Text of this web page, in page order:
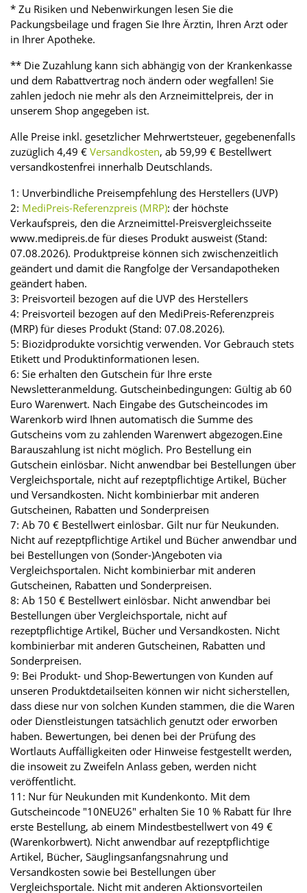
* Zu Risiken und Nebenwirkungen lesen Sie die
Packungsbeilage und fragen Sie Ihre Ärztin, Ihren Arzt oder
in Ihrer Apotheke.
** Die Zuzahlung kann sich abhängig von der Krankenkasse
und dem Rabattvertrag noch ändern oder wegfallen! Sie
zahlen jedoch nie mehr als den Arzneimittelpreis, der in
unserem Shop angegeben ist.
Alle Preise inkl. gesetzlicher Mehrwertsteuer, gegebenenfalls
zuzüglich 4,49 € Versandkosten, ab 59,99 € Bestellwert
versandkostenfrei innerhalb Deutschlands.
1: Unverbindliche Preisempfehlung des Herstellers (UVP)
2: MediPreis-Referenzpreis (MRP): der höchste
Verkaufspreis, den die Arzneimittel-Preisvergleichsseite
www.medipreis.de für dieses Produkt ausweist (Stand:
07.08.2026). Produktpreise können sich zwischenzeitlich
geändert und damit die Rangfolge der Versandapotheken
geändert haben.
3: Preisvorteil bezogen auf die UVP des Herstellers
4: Preisvorteil bezogen auf den MediPreis-Referenzpreis
(MRP) für dieses Produkt (Stand: 07.08.2026).
5: Biozidprodukte vorsichtig verwenden. Vor Gebrauch stets
Etikett und Produktinformationen lesen.
6: Sie erhalten den Gutschein für Ihre erste
Newsletteranmeldung. Gutscheinbedingungen: Gültig ab 60
Euro Warenwert. Nach Eingabe des Gutscheincodes im
Warenkorb wird Ihnen automatisch die Summe des
Gutscheins vom zu zahlenden Warenwert abgezogen.Eine
Barauszahlung ist nicht möglich. Pro Bestellung ein
Gutschein einlösbar. Nicht anwendbar bei Bestellungen über
Vergleichsportale, nicht auf rezeptpflichtige Artikel, Bücher
und Versandkosten. Nicht kombinierbar mit anderen
Gutscheinen, Rabatten und Sonderpreisen
7: Ab 70 € Bestellwert einlösbar. Gilt nur für Neukunden.
Nicht auf rezeptpflichtige Artikel und Bücher anwendbar und
bei Bestellungen von (Sonder-)Angeboten via
Vergleichsportalen. Nicht kombinierbar mit anderen
Gutscheinen, Rabatten und Sonderpreisen.
8: Ab 150 € Bestellwert einlösbar. Nicht anwendbar bei
Bestellungen über Vergleichsportale, nicht auf
rezeptpflichtige Artikel, Bücher und Versandkosten. Nicht
kombinierbar mit anderen Gutscheinen, Rabatten und
Sonderpreisen.
9: Bei Produkt- und Shop-Bewertungen von Kunden auf
unseren Produktdetailseiten können wir nicht sicherstellen,
dass diese nur von solchen Kunden stammen, die die Waren
oder Dienstleistungen tatsächlich genutzt oder erworben
haben. Bewertungen, bei denen bei der Prüfung des
Wortlauts Auffälligkeiten oder Hinweise festgestellt werden,
die insoweit zu Zweifeln Anlass geben, werden nicht
veröffentlicht.
11: Nur für Neukunden mit Kundenkonto. Mit dem
Gutscheincode "10NEU26" erhalten Sie 10 % Rabatt für Ihre
erste Bestellung, ab einem Mindestbestellwert von 49 €
(Warenkorbwert). Nicht anwendbar auf rezeptpflichtige
Artikel, Bücher, Säuglingsanfangsnahrung und
Versandkosten sowie bei Bestellungen über
Vergleichsportale. Nicht mit anderen Aktionsvorteilen